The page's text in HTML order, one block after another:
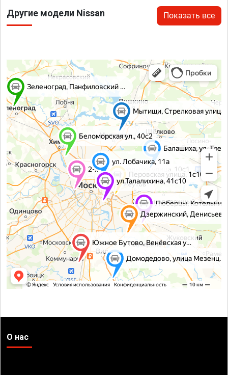
Другие модели Nissan Показать все
О нас